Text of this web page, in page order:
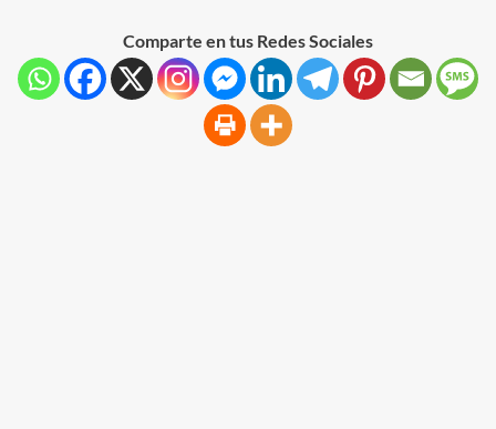
Comparte en tus Redes Sociales